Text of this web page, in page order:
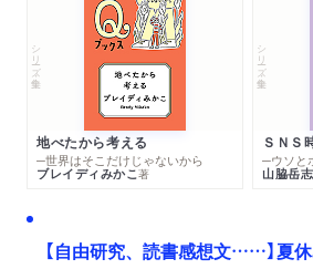
シリーズ・全集
地べたから考える
─世界はそこだけじゃないから
ブレイディみかこ著
シリーズ・全集
─ウソと
山脇岳志
【自由研究、読書感想文……】夏